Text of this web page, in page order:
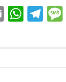
E
W T